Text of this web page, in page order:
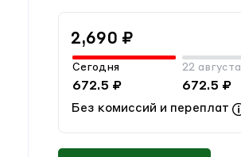
2,690 ₽
Сегодня
672.5 ₽
22 августа
672.5 ₽
Без комиссий и переплат